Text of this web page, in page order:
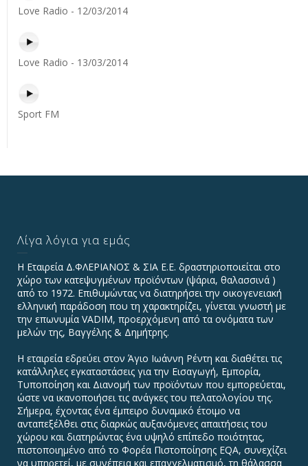
Love Radio - 12/03/2014
Love Radio - 13/03/2014
Sport FM
Λίγα λόγια για εμάς
Η Εταιρεία Δ.ΦΛΕΡΙΑΝΟΣ & ΣΙΑ Ε.Ε. δραστηριοποιείται στο
χώρο των κατεψυγμένων προϊόντων (ψάρια, θαλασσινά )
από το 1972. Επιθυμώντας να διατηρήσει την οικογενειακή
ελληνική παράδοση που τη χαρακτηρίζει, γίνεται γνωστή με
την επωνυμία VADIΜ, προερχόμενη από τα ονόματα των
μελών της, Βαγγέλης & Δημήτρης.
Η εταιρεία εδρεύει στον Άγιο Ιωάννη Ρέντη και διαθέτει τις
κατάλληλες εγκαταστάσεις για την Εισαγωγή, Εμπορία,
Τυποποίηση και Διανομή των προϊόντων που εμπορεύεται,
ώστε να ικανοποιήσει τις ανάγκες του πελατολογίου της.
Σήμερα, έχοντας ένα έμπειρο δυναμικό έτοιμο να
ανταπεξέλθει στις διαρκώς αυξανόμενες απαιτήσεις του
χώρου και διατηρώντας ένα υψηλό επίπεδο ποιότητας,
πιστοποιημένο από το Φορέα Πιστοποίησης EQA, συνεχίζει
να υπηρετεί, με συνέπεια και επαγγελματισμό, τη θάλασσα